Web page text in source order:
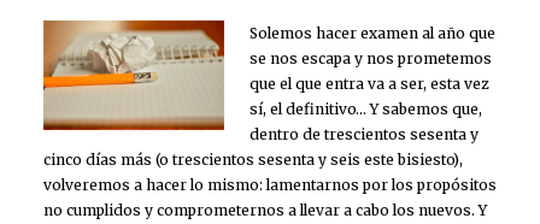
Solemos hacer examen al año que
se nos escapa y nos prometemos
que el que entra va a ser, esta vez
sí, el definitivo… Y sabemos que,
dentro de trescientos sesenta y
cinco días más (o trescientos sesenta y seis este bisiesto),
volveremos a hacer lo mismo: lamentarnos por los propósitos
no cumplidos y comprometernos a llevar a cabo los nuevos. Y